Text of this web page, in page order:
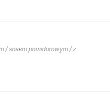
/ sosem pomidorowym / z